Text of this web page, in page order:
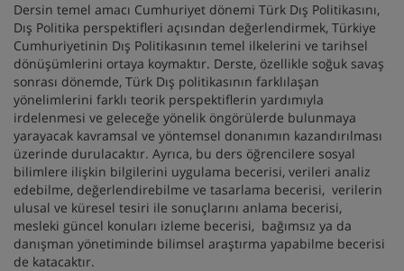
Dersin temel amacı Cumhuriyet dönemi Türk Dış Politikasını,
Dış Politika perspektifleri açısından değerlendirmek, Türkiye
Cumhuriyetinin Dış Politikasının temel ilkelerini ve tarihsel
dönüşümlerini ortaya koymaktır. Derste, özellikle soğuk savaş
sonrası dönemde, Türk Dış politikasının farklılaşan
yönelimlerini farklı teorik perspektiflerin yardımıyla
irdelenmesi ve geleceğe yönelik öngörülerde bulunmaya
yarayacak kavramsal ve yöntemsel donanımın kazandırılması
üzerinde durulacaktır. Ayrıca, bu ders öğrencilere sosyal
bilimlere ilişkin bilgilerini uygulama becerisi, verileri analiz
edebilme, değerlendirebilme ve tasarlama becerisi, verilerin
ulusal ve küresel tesiri ile sonuçlarını anlama becerisi,
mesleki güncel konuları izleme becerisi, bağımsız ya da
danışman yönetiminde bilimsel araştırma yapabilme becerisi
de katacaktır.